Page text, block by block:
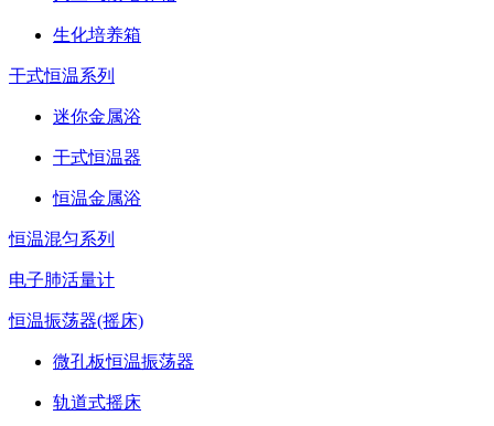
生化培养箱
干式恒温系列
迷你金属浴
干式恒温器
恒温金属浴
恒温混匀系列
电子肺活量计
恒温振荡器(摇床)
微孔板恒温振荡器
轨道式摇床